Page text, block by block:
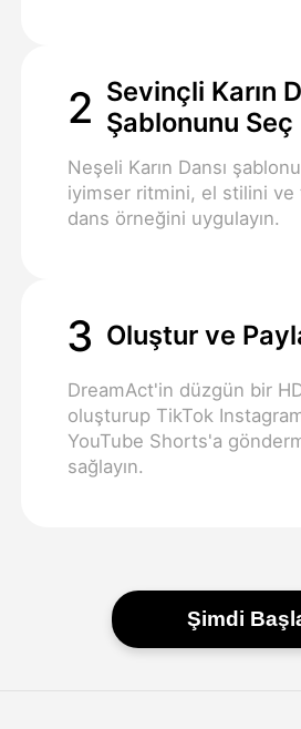
2 Sevinçli Karın
Şablonunu Seç
Neşeli Karın Dansı
iyimser ritmini, el stilini ve
dans örneğini uygulayın.
3 Oluştur ve
DreamAct'in düzgün bir
oluşturup TikTok
YouTube Shorts'a
sağlayın.
Şimdi